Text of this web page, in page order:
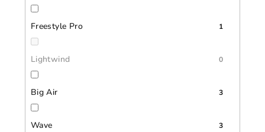
Freestyle Pro 1
Lightwind 0
Big Air 3
Wave 3